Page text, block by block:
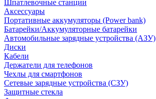
Шпатлевочные станции
Аксессуары
Портативные аккумуляторы (Power bank)
Батарейки/Аккумуляторные батарейки
Автомобильные зарядные устройства (АЗУ)
Диски
Кабели
Держатели для телефонов
Чехлы для смартфонов
Сетевые зарядные устройства (СЗУ)
Защитные стекла